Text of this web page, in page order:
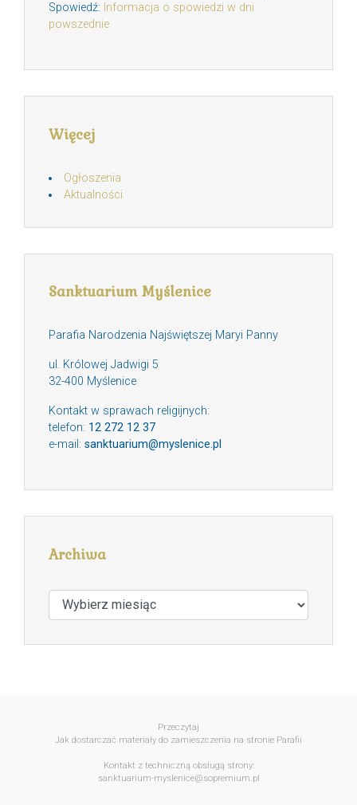
Spowiedź: Informacja o spowiedzi w dni
powszednie
Więcej
Ogłoszenia
Aktualności
Sanktuarium Myślenice
Parafia Narodzenia Najświętszej Maryi Panny
ul. Królowej Jadwigi 5
32-400 Myślenice
Kontakt w sprawach religijnych:
telefon: 12 272 12 37
e-mail: sanktuarium@myslenice.pl
Archiwa
Archiwa
Przeczytaj
Jak dostarczać materiały do zamieszczenia na stronie Parafii
Kontakt z techniczną obsługą strony:
sanktuarium-myslenice@sopremium.pl